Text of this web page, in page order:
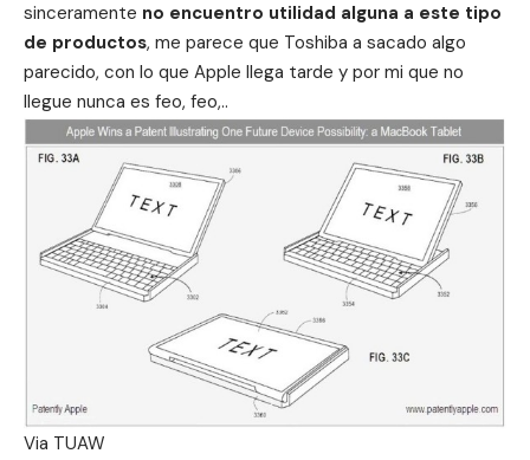
sinceramente no encuentro utilidad alguna a este tipo
de productos, me parece que Toshiba a sacado algo
parecido, con lo que Apple llega tarde y por mi que no
llegue nunca es feo, feo,..
Via TUAW